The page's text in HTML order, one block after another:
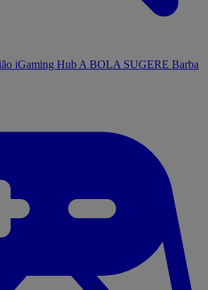
iGaming Hub A BOLA SUGERE Barba